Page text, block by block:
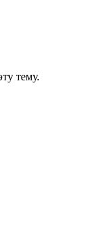
тему.